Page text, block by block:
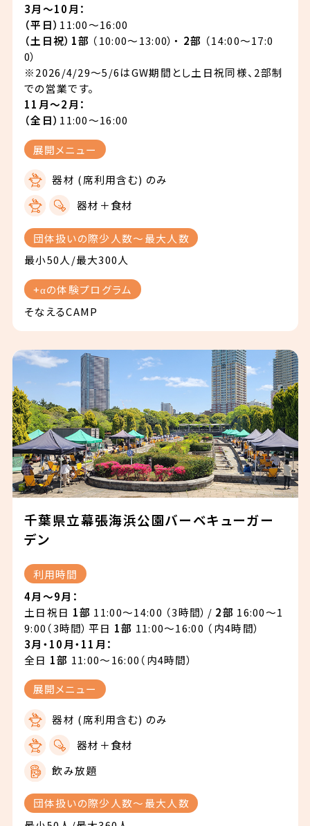
3月～10月：
（平日） 11:00～16:00
（土日祝）1部 （10:00～13:00）・ 2部 （14:00～17:0
0）
※2026/4/29～5/6はGW期間とし土日祝同様、2部制
での営業です。
11月～2月：
（全日） 11:00〜16:00
展開メニュー
器材 (席利用含む) のみ
器材＋食材
団体扱いの際少人数〜最大人数
最小50人/最大300人
+αの体験プログラム
そなえるCAMP
千葉県立幕張海浜公園バーベキューガー
デン
利用時間
4月～9月：
土日祝日 1部 11:00～14:00 （3時間）/ 2部 16:00～1
9:00（3時間） 平日 1部 11:00～16:00 （内4時間）
3月・10月・11月：
全日 1部 11:00～16:00（内4時間）
展開メニュー
器材 (席利用含む) のみ
器材＋食材
飲み放題
団体扱いの際少人数〜最大人数